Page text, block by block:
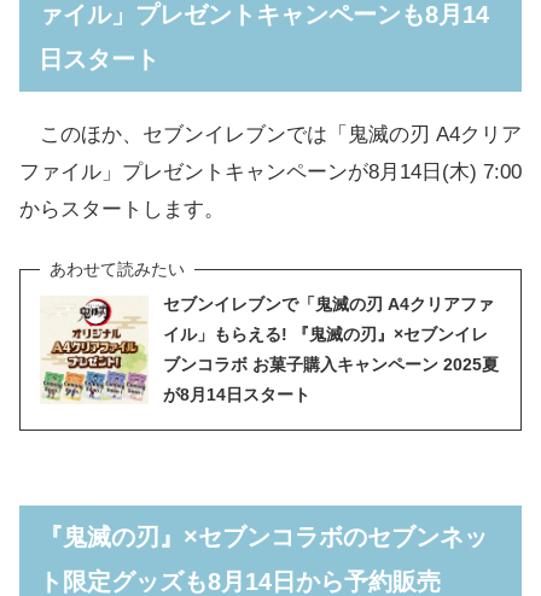
ァイル」プレゼントキャンペーンも8月14
日スタート
このほか、セブンイレブンでは「鬼滅の刃 A4クリア
ファイル」プレゼントキャンペーンが8月14日(木) 7:00
からスタートします。
セブンイレブンで「鬼滅の刃 A4クリアファ
イル」もらえる! 『鬼滅の刃』×セブンイレ
ブンコラボ お菓子購入キャンペーン 2025夏
が8月14日スタート
『鬼滅の刃』×セブンコラボのセブンネッ
ト限定グッズも8月14日から予約販売